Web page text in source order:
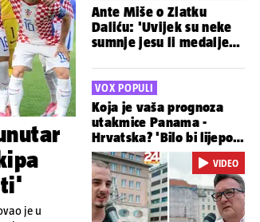
je u
RLSBERG'
Ante Miše o Zlatku
Daliću: 'Uvijek su neke
sumnje jesu li medalje
VIDEO
VOX POPULI
Koja je vaša prognoza
utakmice Panama -
Hrvatska? 'Bilo bi lijepo
da Modrić zabije gol'